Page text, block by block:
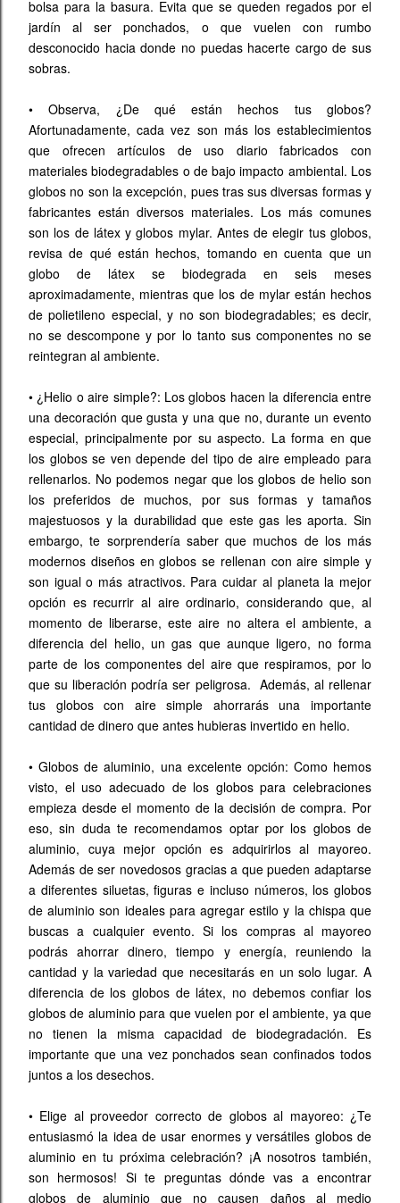
bolsa para la basura. Evita que se queden regados por el
jardín al ser ponchados, o que vuelen con rumbo
desconocido hacia donde no puedas hacerte cargo de sus
sobras.
•
Observa, ¿De qué están hechos tus globos?
Afortunadamente, cada vez son más los establecimientos
que ofrecen artículos de uso diario fabricados con
materiales biodegradables o de bajo impacto ambiental. Los
globos no son la excepción, pues tras sus diversas formas y
fabricantes están diversos materiales. Los más comunes
son los de látex y globos mylar. Antes de elegir tus globos,
revisa de qué están hechos, tomando en cuenta que un
globo de látex se biodegrada en seis meses
aproximadamente, mientras que los de mylar están hechos
de polietileno especial, y no son biodegradables; es decir,
no se descompone y por lo tanto sus componentes no se
reintegran al ambiente.
• ¿Helio o aire simple?: Los globos hacen la diferencia entre
una decoración que gusta y una que no, durante un evento
especial, principalmente por su aspecto. La forma en que
los globos se ven depende del tipo de aire empleado para
rellenarlos. No podemos negar que los globos de helio son
los preferidos de muchos, por sus formas y tamaños
majestuosos y la durabilidad que este gas les aporta. Sin
embargo, te sorprendería saber que muchos de los más
modernos diseños en globos se rellenan con aire simple y
son igual o más atractivos. Para cuidar al planeta la mejor
opción es recurrir al aire ordinario, considerando que, al
momento de liberarse, este aire no altera el ambiente, a
diferencia del helio, un gas que aunque ligero, no forma
parte de los componentes del aire que respiramos, por lo
que su liberación podría ser peligrosa. Además, al rellenar
tus globos con aire simple ahorrarás una importante
cantidad de dinero que antes hubieras invertido en helio.
• Globos de aluminio, una excelente opción: Como hemos
visto, el uso adecuado de los globos para celebraciones
empieza desde el momento de la decisión de compra. Por
eso, sin duda te recomendamos optar por los globos de
aluminio, cuya mejor opción es adquirirlos al mayoreo.
Además de ser novedosos gracias a que pueden adaptarse
a diferentes siluetas, figuras e incluso números, los globos
de aluminio son ideales para agregar estilo y la chispa que
buscas a cualquier evento. Si los compras al mayoreo
podrás ahorrar dinero, tiempo y energía, reuniendo la
cantidad y la variedad que necesitarás en un solo lugar. A
diferencia de los globos de látex, no debemos confiar los
globos de aluminio para que vuelen por el ambiente, ya que
no tienen la misma capacidad de biodegradación. Es
importante que una vez ponchados sean confinados todos
juntos a los desechos.
• Elige al proveedor correcto de globos al mayoreo: ¿Te
entusiasmó la idea de usar enormes y versátiles globos de
aluminio en tu próxima celebración? ¡A nosotros también,
son hermosos! Si te preguntas dónde vas a encontrar
globos de aluminio que no causen daños al medio